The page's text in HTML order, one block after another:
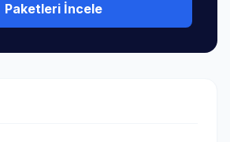
Paketleri İncele